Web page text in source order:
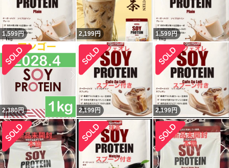
1,599円 2,199円 1,599円
2,380円 2,199円 2,199円